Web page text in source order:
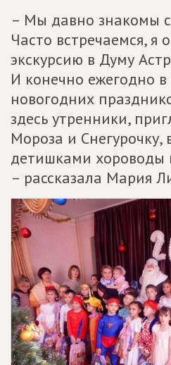
– Мы давно знакомы
Часто встречаемся, я
экскурсию в Думу
И конечно ежегодно
новогодних
здесь утренники,
Мороза и Снегурочку,
детишками хороводы
– рассказала Мария